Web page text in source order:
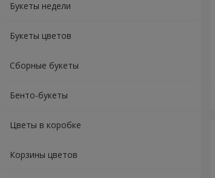
Букеты недели
Букеты цветов
Сборные букеты
Бенто-букеты
Цветы в коробке
Корзины цветов